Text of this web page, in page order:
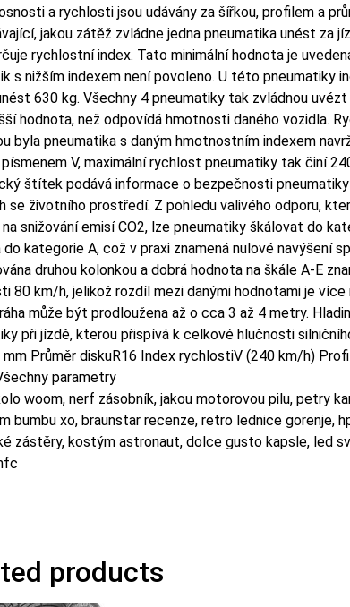
a rychlosti jsou udávány za šířkou, profilem a
jakou zátěž zvládne jedna pneumatika unést za
rychlostní index. Tato minimální hodnota je
s nižším indexem není povoleno. U této pneumatiky
630 kg. Všechny 4 pneumatiky tak zvládnou
hodnota, než odpovídá hmotnosti daného vozidla.
byla pneumatika s daným hmotnostním indexem
V, maximální rychlost pneumatiky tak činí
štítek podává informace o bezpečnosti
se životního prostředí. Z pohledu valivého odporu,
snižování emisí CO2, lze pneumatiky škálovat do
do kategorie A, což v praxi znamená nulové navýšení
druhou kolonkou a dobrá hodnota na škále A-E
80 km/h, jelikož rozdíl mezi danými hodnotami je
může být prodloužena až o cca 3 až 4 metry.
při jízdě, kterou přispívá k celkové hlučnosti
mm Průměr diskuR16 Index rychlostiV (240 km/h)
parametry
woom, nerf zásobník, jakou motorovou pilu, petry
bumbu xo, braunstar recenze, retro lednice gorenje,
zástěry, kostým astronaut, dolce gusto kapsle, led
products